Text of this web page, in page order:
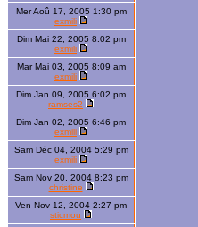
Mer Aoû 17, 2005 1:30 pm
exmili
Dim Mai 22, 2005 8:02 pm
exmili
Mar Mai 03, 2005 8:09 am
exmili
Dim Jan 09, 2005 6:02 pm
ramses2
Dim Jan 02, 2005 6:46 pm
exmili
Sam Déc 04, 2004 5:29 pm
exmili
Sam Nov 20, 2004 8:23 pm
christine
Ven Nov 12, 2004 2:27 pm
sticmou